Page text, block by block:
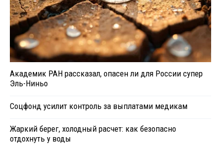
Академик РАН рассказал, опасен ли для России супер
Эль-Ниньо
Соцфонд усилит контроль за выплатами медикам
Жаркий берег, холодный расчет: как безопасно
отдохнуть у воды